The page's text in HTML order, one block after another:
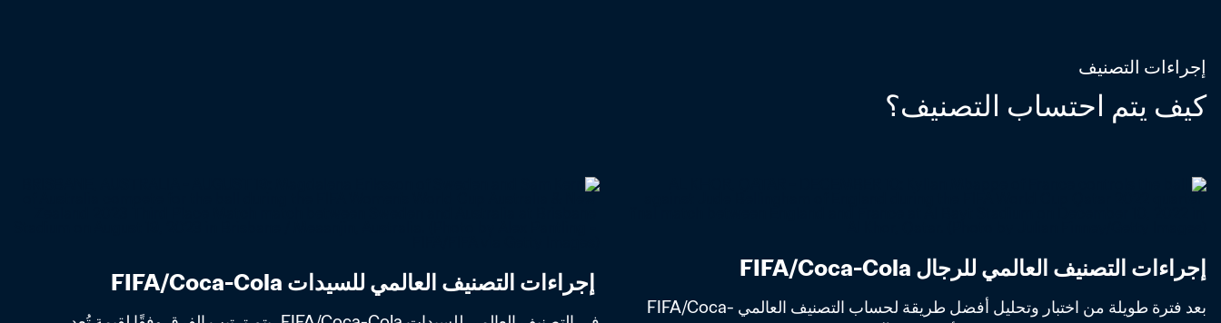
إجراءات التصنيف
كيف يتم احتساب التصنيف؟
إجراءات التصنيف العالمي للرجال FIFA/Coca-Cola
بعد فترة طويلة من اختبار وتحليل أفضل طريقة لحساب التصنيف العالمي FIFA/Coca-